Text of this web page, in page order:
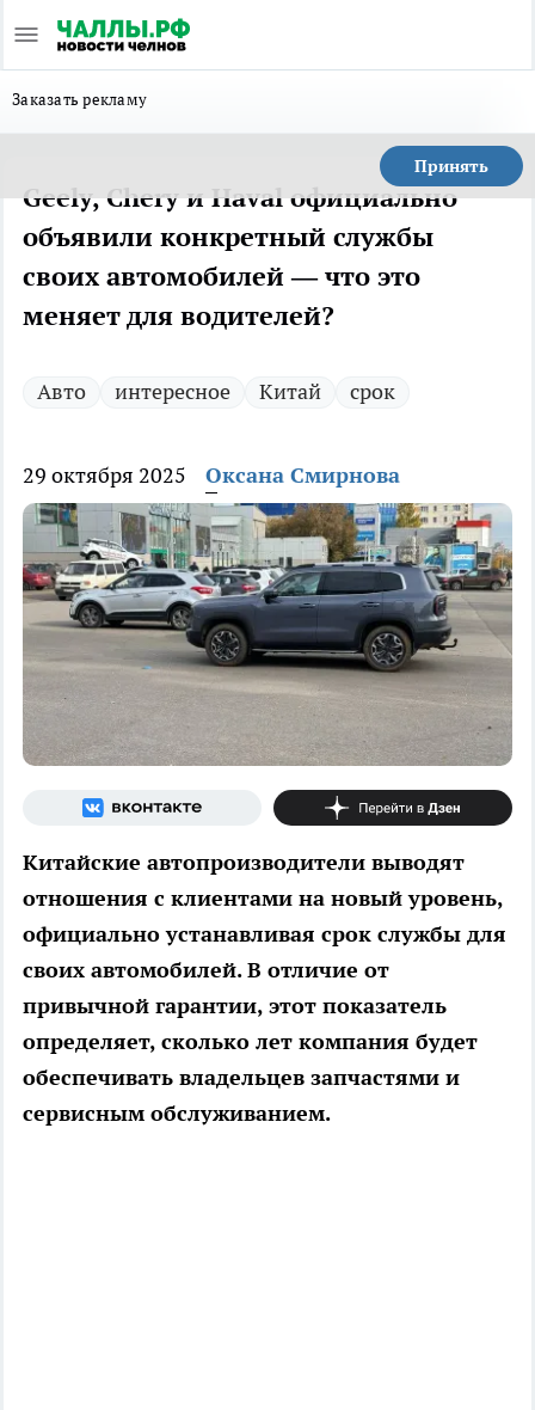
Заказать рекламу
Принять
Geely, Chery и Haval официально
объявили конкретный службы
своих автомобилей — что это
меняет для водителей?
Авто интересное Китай срок
29 октября 2025 Оксана Смирнова
Китайские автопроизводители выводят
отношения с клиентами на новый уровень,
официально устанавливая срок службы для
своих автомобилей. В отличие от
привычной гарантии, этот показатель
определяет, сколько лет компания будет
обеспечивать владельцев запчастями и
сервисным обслуживанием.